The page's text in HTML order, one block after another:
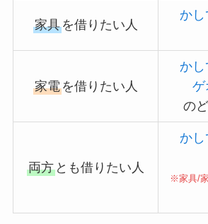
家具を借りたい人
かし
家電を借りたい人
かし
ゲ
の
両方とも借りたい人
かし
※家具/